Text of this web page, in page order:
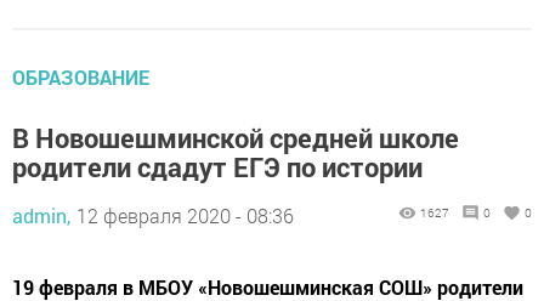
ОБРАЗОВАНИЕ
В Новошешминской средней школе
родители сдадут ЕГЭ по истории
admin, 12 февраля 2020 - 08:36 1627 0 0
19 февраля в МБОУ «Новошешминская СОШ» родители